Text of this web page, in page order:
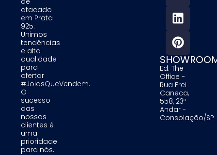
atacado
em Prata
925.
Unimos
tendências
e alta
qualidade
para
ofertar
#JoiasQueVendem.
O
sucesso
das
nossas
clientes é
uma
prioridade
para nós.
Ed. The
Office -
Rua Frei
Caneca,
558, 23º
Andar -
Consolação/SP